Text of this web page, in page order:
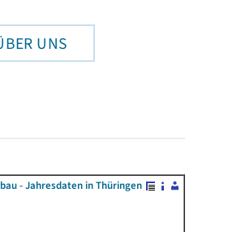
UNS
- Jahresdaten in Thüringen